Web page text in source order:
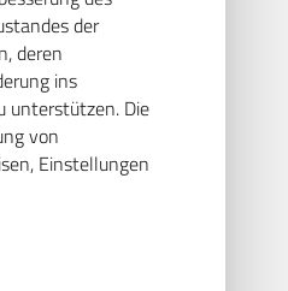
der
deren
ins
unterstützen. Die
von
Einstellungen